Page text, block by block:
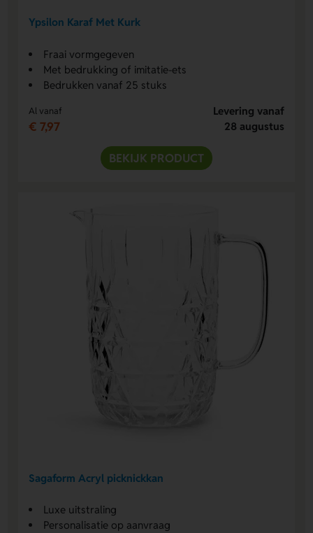
Ypsilon Karaf Met Kurk
Fraai vormgegeven
Met bedrukking of imitatie-ets
Bedrukken vanaf 25 stuks
Al vanaf
€ 7,97
Levering vanaf
28 augustus
BEKIJK PRODUCT
Sagaform Acryl picknickkan
Luxe uitstraling
Personalisatie op aanvraag